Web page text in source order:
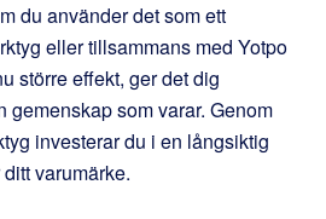
du använder det som ett
eller tillsammans med Yotpo
större effekt, ger det dig
gemenskap som varar. Genom
investerar du i en långsiktig
varumärke.